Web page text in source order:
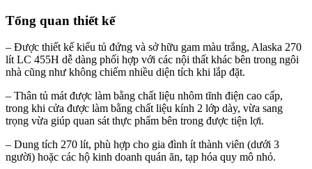
Tổng quan thiết kế
– Được thiết kế kiểu tủ đứng và sở hữu gam màu trắng, Alaska 270
lít LC 455H dễ dàng phối hợp với các nội thất khác bên trong ngôi
nhà cũng như không chiếm nhiều diện tích khi lắp đặt.
– Thân tủ mát được làm bằng chất liệu nhôm tĩnh điện cao cấp,
trong khi cửa được làm bằng chất liệu kính 2 lớp dày, vừa sang
trọng vừa giúp quan sát thực phẩm bên trong được tiện lợi.
– Dung tích 270 lít, phù hợp cho gia đình ít thành viên (dưới 3
người) hoặc các hộ kinh doanh quán ăn, tạp hóa quy mô nhỏ.